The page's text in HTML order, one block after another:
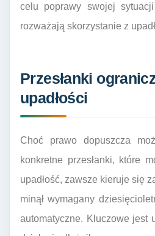
celu poprawy swojej
rozważają skorzystanie z
Przesłanki
upadłości
Choć prawo dopuszcza
konkretne przesłanki, które
upadłość, zawsze kieruje się
minął wymagany
automatyczne. Kluczowe jest